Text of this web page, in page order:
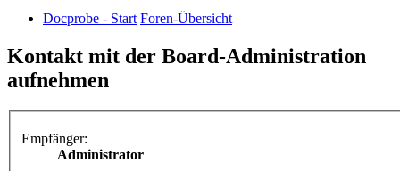
Docprobe - Start Foren-Übersicht
Kontakt mit der Board-Administration
aufnehmen
Empfänger:
Administrator